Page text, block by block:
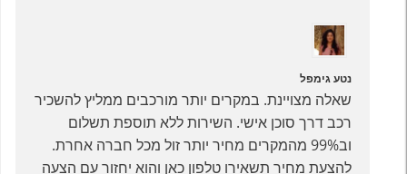
נטע גימפל
שאלה מצויינת. במקרים יותר מורכבים ממליץ להשכיר
רכב דרך סוכן אישי. השירות ללא תוספת תשלום
וב99% מהמקרים מחיר יותר זול מכל חברה אחרת.
להצעת מחיר תשאירו טלפון כאן והוא יחזור עם הצעה